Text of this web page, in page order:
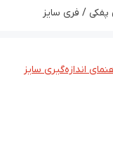
/ فری سایز
اندازه‌گیری سایز